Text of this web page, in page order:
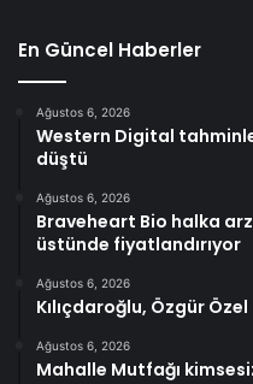
En Güncel Haberler
Ağustos 6, 2026
Western Digital
düştü
Ağustos 6, 2026
Braveheart Bio halka
üstünde fiyatlandırıyor
Ağustos 6, 2026
Kılıçdaroğlu, Özgür
Ağustos 6, 2026
Mahalle Mutfağı